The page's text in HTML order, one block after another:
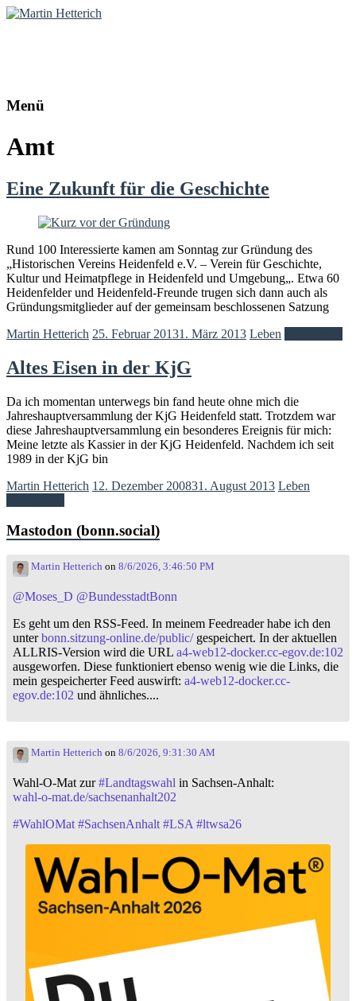
Menü
Amt
Eine Zukunft für die Geschichte
Rund 100 Interessierte kamen am Sonntag zur Gründung des
„Historischen Vereins Heidenfeld e.V. – Verein für Geschichte,
Kultur und Heimatpflege in Heidenfeld und Umgebung„. Etwa 60
Heidenfelder und Heidenfeld-Freunde trugen sich dann auch als
Gründungsmitglieder auf der gemeinsam beschlossenen Satzung
Martin Hetterich 25. Februar 20131. März 2013 Leben
Altes Eisen in der KjG
Da ich momentan unterwegs bin fand heute ohne mich die
Jahreshauptversammlung der KjG Heidenfeld statt. Trotzdem war
diese Jahreshauptversammlung ein besonderes Ereignis für mich:
Meine letzte als Kassier in der KjG Heidenfeld. Nachdem ich seit
1989 in der KjG bin
Martin Hetterich 12. Dezember 200831. August 2013 Leben
Mastodon (bonn.social)
Martin Hetterich on 8/6/2026, 3:46:50 PM
@Moses_D @BundesstadtBonn
Es geht um den RSS-Feed. In meinem Feedreader habe ich den
unterbonn.sitzung-online.de/public/gespeichert. In der aktuellen
ALLRIS-Version wird die URL a4-web12-docker.cc-egov.de:102
ausgeworfen. Diese funktioniert ebenso wenig wie die Links, die
mein gespeicherter Feed auswirft: a4-web12-docker.cc-
egov.de:102 und ähnliches....
Martin Hetterich on 8/6/2026, 9:31:30 AM
Wahl-O-Mat zur#Landtagswahl in Sachsen-Anhalt:
wahl-o-mat.de/sachsenanhalt202
#WahlOMat #SachsenAnhalt #LSA #ltwsa26